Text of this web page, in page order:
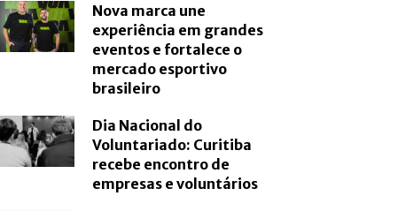
Nova marca une
experiência em grandes
eventos e fortalece o
mercado esportivo
brasileiro
Dia Nacional do
Voluntariado: Curitiba
recebe encontro de
empresas e voluntários